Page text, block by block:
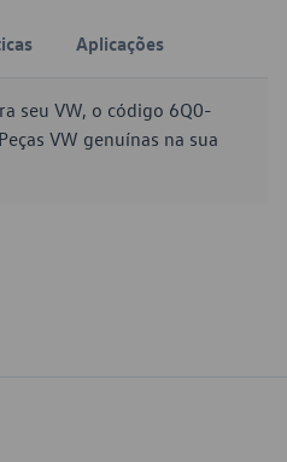
Aplicações
seu VW, o código 6Q0-
VW genuínas na sua